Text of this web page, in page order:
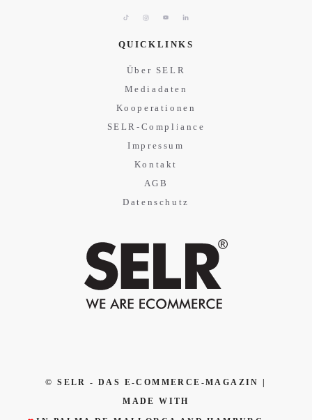
QUICKLINKS
Über SELR
Mediadaten
Kooperationen
SELR-Compliance
Impressum
Kontakt
AGB
Datenschutz
© SELR - DAS E-COMMERCE-MAGAZIN |
MADE WITH